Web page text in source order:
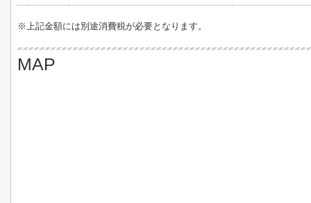
※上記金額には別途消費税が必要となります。
MAP